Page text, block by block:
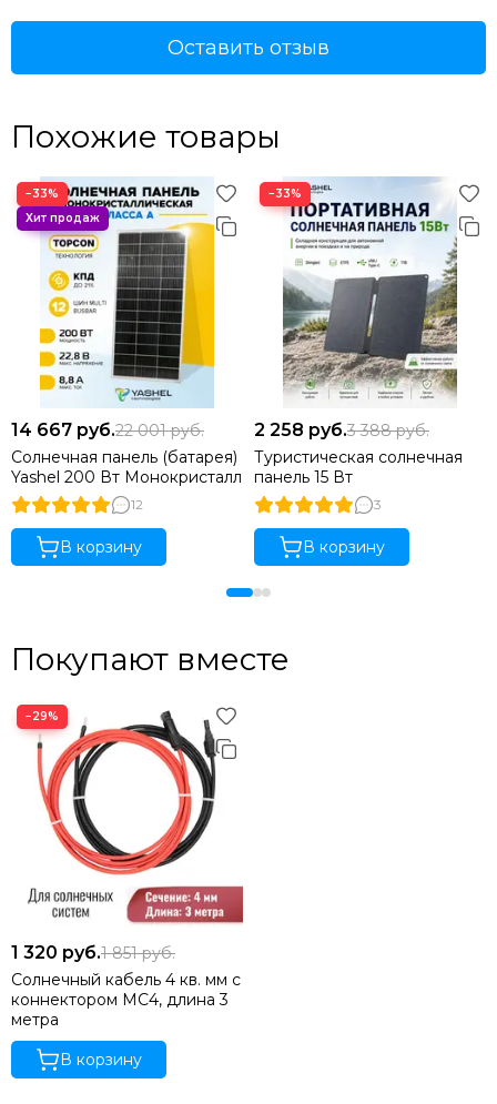
Оставить отзыв
Похожие товары
−33%
14 667 руб.22 001руб.
Солнечная панель (батарея)
Yashel 200 Вт Монокристалл
12
В корзину
−33%
2 258 руб.3 388руб.
Туристическая солнечная
панель 15 Вт
3
В корзину
Покупают вместе
−29%
1 320 руб.1 851руб.
Солнечный кабель 4 кв. мм с
коннектором МС4, длина 3
метра
В корзину